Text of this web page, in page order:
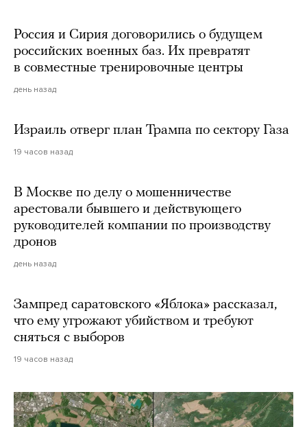
Россия и Сирия договорились о будущем
российских военных баз. Их превратят
в совместные тренировочные центры
день назад
Израиль отверг план Трампа по сектору Газа
19 часов назад
В Москве по делу о мошенничестве
арестовали бывшего и действующего
руководителей компании по производству
дронов
день назад
Зампред саратовского «Яблока» рассказал,
что ему угрожают убийством и требуют
сняться с выборов
19 часов назад